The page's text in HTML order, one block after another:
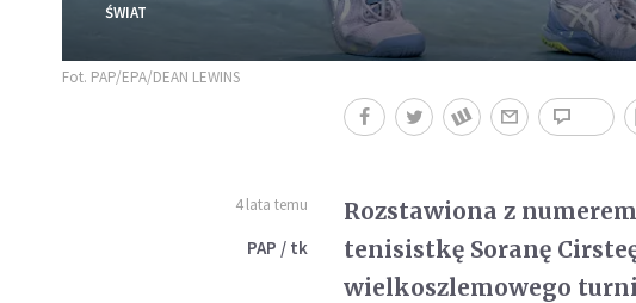
ŚWIAT
Fot. PAP/EPA/DEAN LEWINS
4 lata temu
PAP / tk
Rozstawiona z
tenisistkę Soranę
wielkoszlemowego